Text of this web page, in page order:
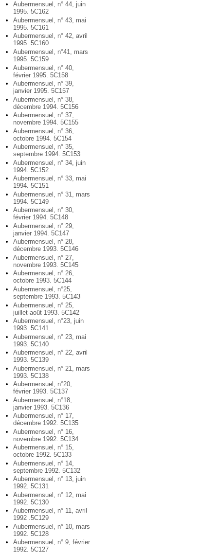
Aubermensuel, n° 44, juin
1995. 5C162
Aubermensuel, n° 43, mai
1995. 5C161
Aubermensuel, n° 42, avril
1995. 5C160
Aubermensuel, n°41, mars
1995. 5C159
Aubermensuel, n° 40,
février 1995. 5C158
Aubermensuel, n° 39,
janvier 1995. 5C157
Aubermensuel, n° 38,
décembre 1994. 5C156
Aubermensuel, n° 37,
novembre 1994. 5C155
Aubermensuel, n° 36,
octobre 1994. 5C154
Aubermensuel, n° 35,
septembre 1994. 5C153
Aubermensuel, n° 34, juin
1994. 5C152
Aubermensuel, n° 33, mai
1994. 5C151
Aubermensuel, n° 31, mars
1994. 5C149
Aubermensuel, n° 30,
février 1994. 5C148
Aubermensuel, n° 29,
janvier 1994. 5C147
Aubermensuel, n° 28,
décembre 1993. 5C146
Aubermensuel, n° 27,
novembre 1993. 5C145
Aubermensuel, n° 26,
octobre 1993. 5C144
Aubermensuel, n°25,
septembre 1993. 5C143
Aubermensuel, n° 25,
juillet-août 1993. 5C142
Aubermensuel, n°23, juin
1993. 5C141
Aubermensuel, n° 23, mai
1993. 5C140
Aubermensuel, n° 22, avril
1993. 5C139
Aubermensuel, n° 21, mars
1993. 5C138
Aubermensuel, n°20,
février 1993. 5C137
Aubermensuel, n°18,
janvier 1993. 5C136
Aubermensuel, n° 17,
décembre 1992. 5C135
Aubermensuel, n° 16,
novembre 1992. 5C134
Aubermensuel, n° 15,
octobre 1992. 5C133
Aubermensuel, n° 14,
septembre 1992. 5C132
Aubermensuel, n° 13, juin
1992. 5C131
Aubermensuel, n° 12, mai
1992. 5C130
Aubermensuel, n° 11, avril
1992 .5C129
Aubermensuel, n° 10, mars
1992. 5C128
Aubermensuel, n° 9, février
1992. 5C127